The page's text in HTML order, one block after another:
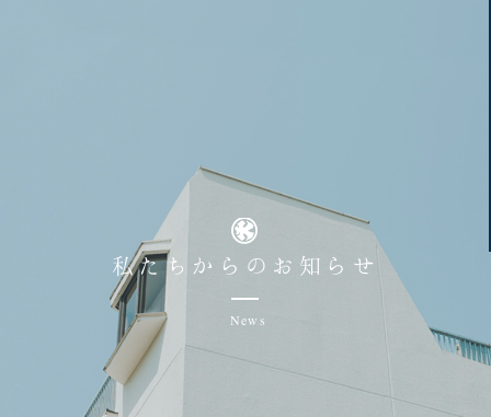
私たちからのお知らせ
News